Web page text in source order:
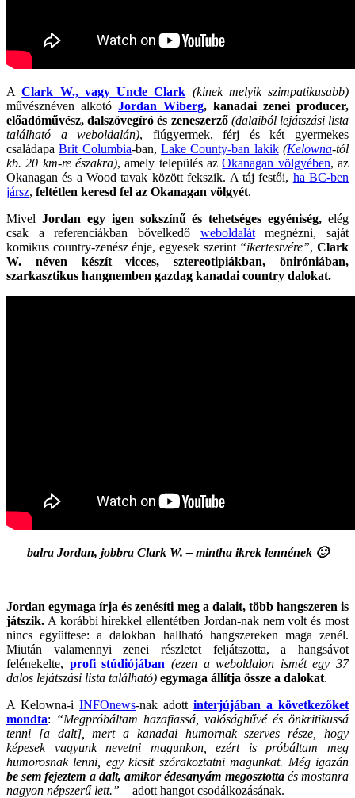
AClark W., vagy Uncle Clark (kinek melyik szimpatikusabb)
művésznéven alkotó Jordan Wiberg, kanadai zenei producer,
előadóművész, dalszövegíró és zeneszerző (dalaiból lejátszási lista
található a weboldalán), fiúgyermek, férj és két gyermekes
családapaBrit Columbia-ban,Lake County-ban lakik (Kelowna-tól
kb. 20 km-re északra), amely település azOkanagan völgyében, az
Okanagan és a Wood tavak között fekszik. A táj festői, ha BC-ben
jársz, feltétlen keresd fel az Okanagan völgyét.
Mivel Jordan egy igen sokszínű és tehetséges egyéniség, elég
csak a referenciákban bővelkedő weboldalátmegnézni, saját
komikus country-zenész énje, egyesek szerint “ikertestvére”,Clark
W. néven készít vicces,sztereotipiákban, öniróniában,
szarkasztikus hangnemben gazdag kanadai country dalokat.
balra Jordan, jobbra Clark W. – mintha ikrek lennének 🙂
Jordan egymaga írja és zenésíti meg a dalait, több hangszeren is
játszik. A korábbi hírekkel ellentétben Jordan-nak nem volt és most
nincs együttese: a dalokban hallható hangszereken maga zenél.
Miután valamennyi zenei részletet feljátszotta, a hangsávot
felénekelte, profi stúdiójában (ezen a weboldalon ismét egy 37
dalos lejátszási lista található) egymaga állítja össze a dalokat.
A Kelowna-i INFOnews-nak adott interjújában a következőket
mondta: “Megpróbáltam hazafiassá, valósághűvé és önkritikussá
tenni [a dalt], mert a kanadai humornak szerves része, hogy
képesek vagyunk nevetni magunkon, ezért is próbáltam meg
humorosnak lenni, egy kicsit szórakoztatni magunkat. Még igazán
be sem fejeztem a dalt, amikor édesanyám megosztottaés mostanra
nagyon népszerű lett.” – adott hangot csodálkozásának.